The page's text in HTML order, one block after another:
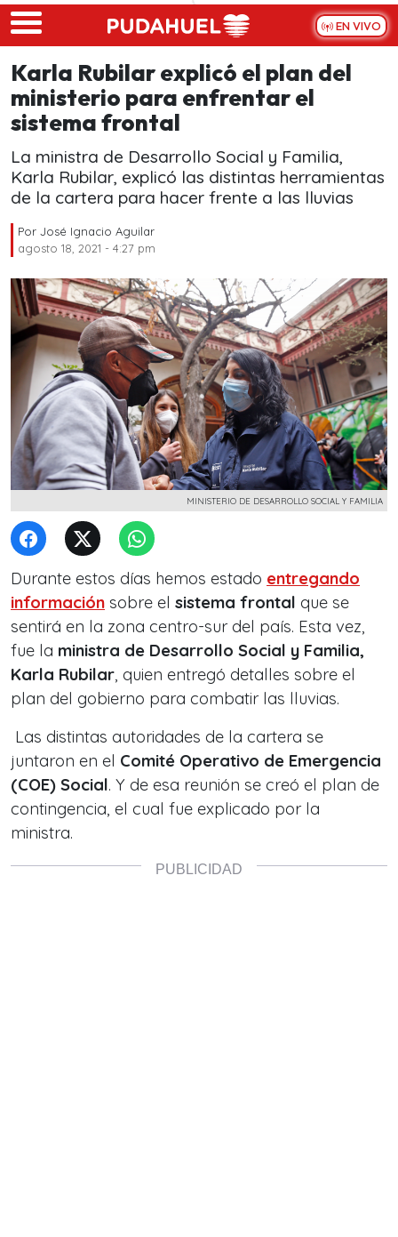
Skip to main content
EN VIVO
Karla Rubilar explicó el plan del
ministerio para enfrentar el
sistema frontal
La ministra de Desarrollo Social y Familia,
Karla Rubilar, explicó las distintas herramientas
de la cartera para hacer frente a las lluvias
Por José Ignacio Aguilar
agosto 18, 2021 - 4:27 pm
MINISTERIO DE DESARROLLO SOCIAL Y FAMILIA
Durante estos días hemos estado entregando
información sobre el sistema frontal que se
sentirá en la zona centro-sur del país. Esta vez,
fue la ministra de Desarrollo Social y Familia,
Karla Rubilar, quien entregó detalles sobre el
plan del gobierno para combatir las lluvias.
Las distintas autoridades de la cartera se
juntaron en el Comité Operativo de Emergencia
(COE) Social. Y de esa reunión se creó el plan de
contingencia, el cual fue explicado por la
ministra.